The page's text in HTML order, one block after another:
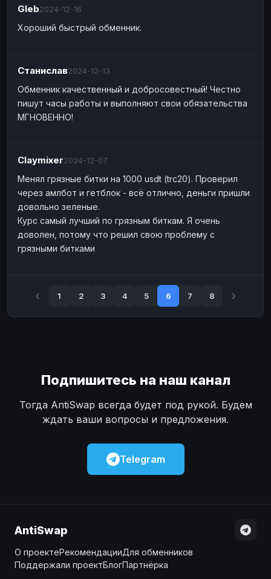
Gleb2024-12-16
Хороший быстрый обменник.
Станислав2024-12-13
Обменник качественный и добросовестный! Честно
пишут часы работы и выполняют свои обязательства
МГНОВЕННО!
Claymixer2024-12-07
Менял грязные битки на 1000 usdt (trc20). Проверил
через амлбот и гетблок - всё отлично, деньги пришли
довольно зеленые.
Курс самый лучший по грязным биткам. Я очень
доволен, потому что решил свою проблему с
грязными битками
1 2 3 4 5 6 7 8
Подпишитесь на наш канал
Тогда AntiSwap всегда будет под рукой. Будем
ждать ваши вопросы и предложения.
Telegram
AntiSwap
О проектеРекомендацииДля обменников
Поддержали проектБлогПартнёрка